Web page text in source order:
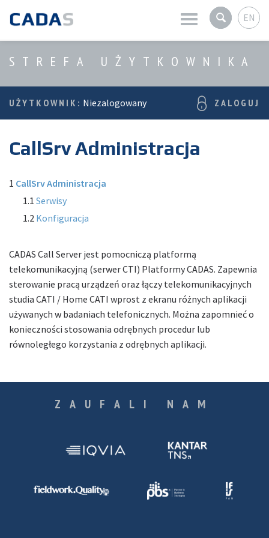
EN
Aktualności
O firmie
Usługi
STREFA UŻYTKOWNIKA
UŻYTKOWNIK: Niezalogowany ZALOGUJ
CallSrv Administracja
1 CallSrv Administracja
1.1 Serwisy
1.2 Konfiguracja
CADAS Call Server jest pomocniczą platformą
telekomunikacyjną (serwer CTI) Platformy CADAS. Zapewnia
sterowanie pracą urządzeń oraz łączy telekomunikacyjnych
studia CATI / Home CATI wprost z ekranu różnych aplikacji
używanych w badaniach telefonicznych. Można zapomnieć o
konieczności stosowania odrębnych procedur lub
równoległego korzystania z odrębnych aplikacji.
ZAUFALI NAM